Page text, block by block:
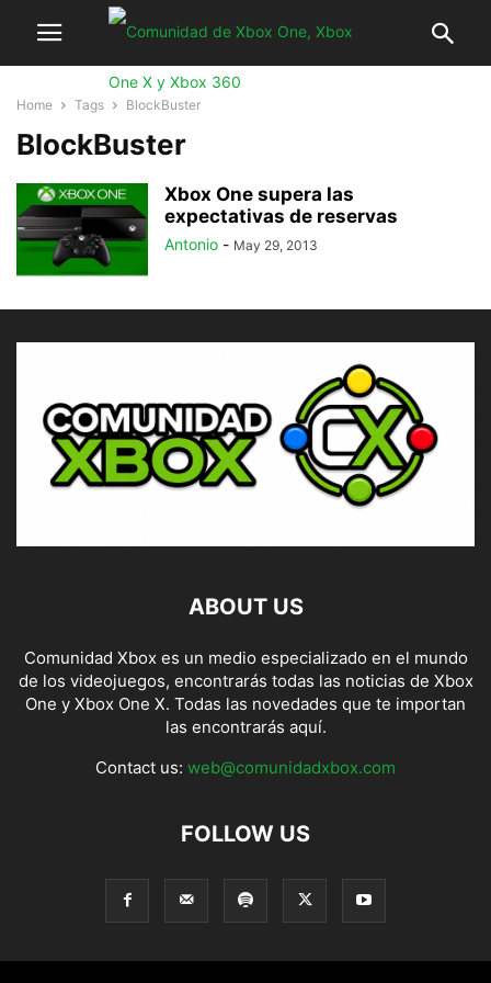
Home Tags BlockBuster
BlockBuster
Xbox One supera las
expectativas de reservas
Antonio - May 29, 2013
ABOUT US
Comunidad Xbox es un medio especializado en el mundo
de los videojuegos, encontrarás todas las noticias de Xbox
One y Xbox One X. Todas las novedades que te importan
las encontrarás aquí.
Contact us: web@comunidadxbox.com
FOLLOW US